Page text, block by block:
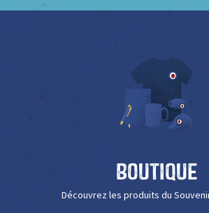
Boutique
Découvrez les produits du